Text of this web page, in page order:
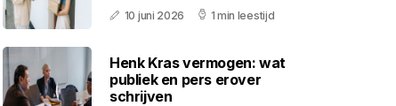
10 juni 2026 1 min leestijd
Henk Kras vermogen: wat
publiek en pers erover
schrijven